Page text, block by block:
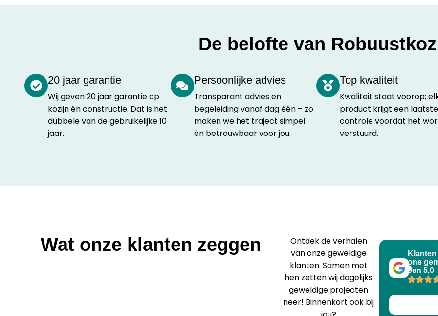
De belofte van
20 jaar garantie
Wij geven 20 jaar garantie op
kozijn én constructie. Dat is het
dubbele van de gebruikelijke 10
jaar.
Persoonlijke advies
Transparant advies en
begeleiding vanaf dag één – zo
maken we het traject simpel
én betrouwbaar voor jou.
Top kwaliteit
Kwaliteit staat voorop;
product krijgt een laatste
controle voordat het
verstuurd.
Wat onze klanten zeggen
Ontdek de verhalen
van onze geweldige
klanten. Samen met
hen zetten wij dagelijks
geweldige projecten
neer! Binnenkort ook bij
ons
een 5,0